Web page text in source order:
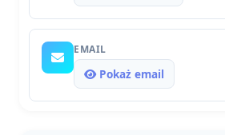
EMAIL
Pokaż email